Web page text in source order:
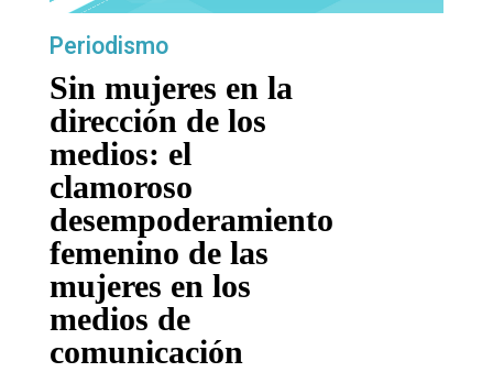
Sin mujeres en la
dirección de los
medios: el
clamoroso
desempoderamiento
femenino de las
mujeres en los
medios de
comunicación
Periodismo